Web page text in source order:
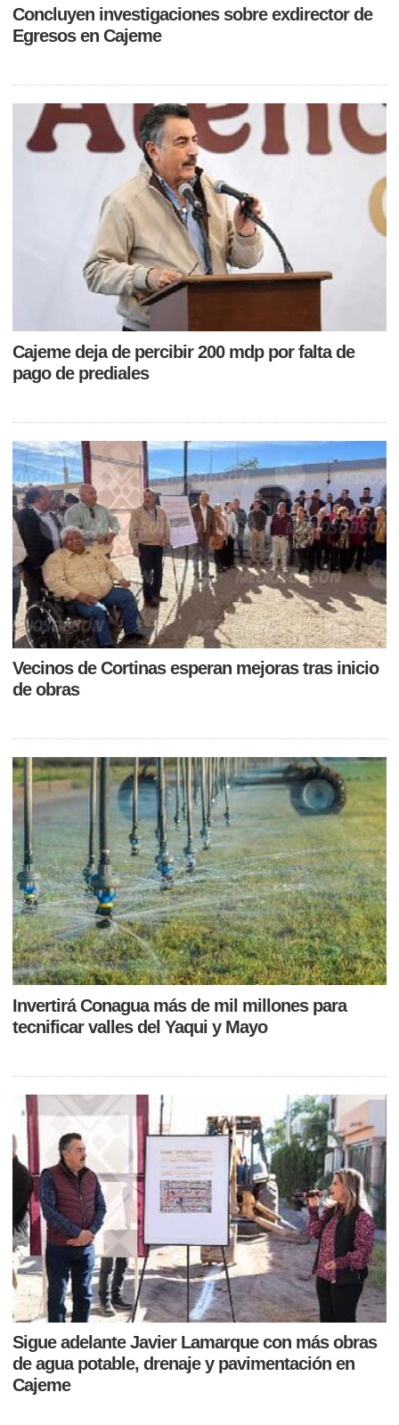
Concluyen investigaciones sobre exdirector de
Egresos en Cajeme
Cajeme deja de percibir 200 mdp por falta de
pago de prediales
Vecinos de Cortinas esperan mejoras tras inicio
de obras
Invertirá Conagua más de mil millones para
tecnificar valles del Yaqui y Mayo
Sigue adelante Javier Lamarque con más obras
de agua potable, drenaje y pavimentación en
Cajeme